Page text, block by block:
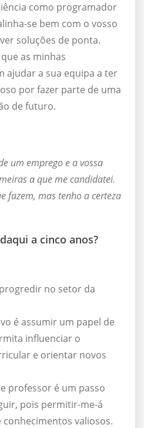
como programador
se bem com o vosso
soluções de ponta.
as minhas
ajudar a sua equipa a ter
por fazer parte de uma
de futuro.
um emprego e a vossa
a que me candidatei.
fazem, mas tenho a certeza
a cinco anos?
no setor da
é assumir um papel de
influenciar o
e orientar novos
professor é um passo
pois permitir-me-á
valiosos.